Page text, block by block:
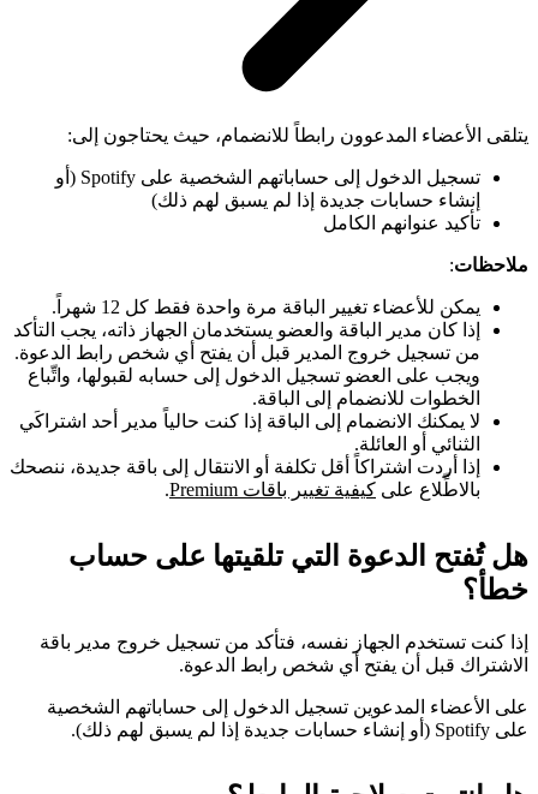
يتلقى الأعضاء المدعوون رابطاً للانضمام، حيث يحتاجون إلى:
تسجيل الدخول إلى حساباتهم الشخصية على Spotify (أو
إنشاء حسابات جديدة إذا لم يسبق لهم ذلك)
تأكيد عنوانهم الكامل
ملاحظات:
يمكن للأعضاء تغيير الباقة مرة واحدة فقط كل 12 شهراً.
إذا كان مدير الباقة والعضو يستخدمان الجهاز ذاته، يجب التأكد
من تسجيل خروج المدير قبل أن يفتح أي شخص رابط الدعوة.
ويجب على العضو تسجيل الدخول إلى حسابه لقبولها، واتِّباع
الخطوات للانضمام إلى الباقة.
لا يمكنك الانضمام إلى الباقة إذا كنت حالياً مدير أحد اشتراكَي
الثنائي أو العائلة.
إذا أردت اشتراكاً أقل تكلفة أو الانتقال إلى باقة جديدة، ننصحك
بالاطِّلاع على كيفية تغيير باقات Premium .
هل تُفتح الدعوة التي تلقيتها على حساب
خطأ؟
إذا كنت تستخدم الجهاز نفسه، فتأكد من تسجيل خروج مدير باقة
الاشتراك قبل أن يفتح أي شخص رابط الدعوة.
على الأعضاء المدعوين تسجيل الدخول إلى حساباتهم الشخصية
على Spotify (أو إنشاء حسابات جديدة إذا لم يسبق لهم ذلك).